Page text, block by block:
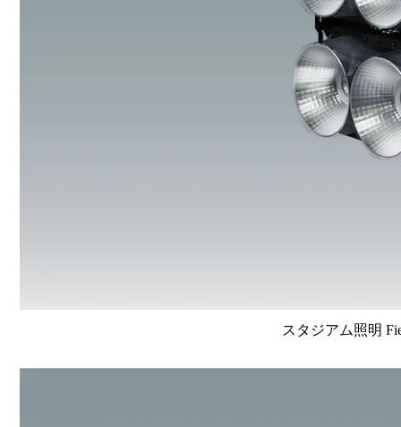
スタジアム照明